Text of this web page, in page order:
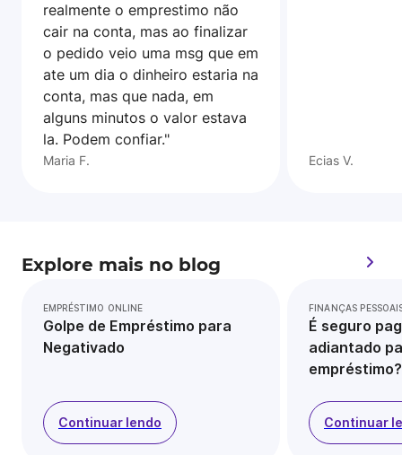
realmente o emprestimo não
cair na conta, mas ao finalizar
o pedido veio uma msg que em
ate um dia o dinheiro estaria na
conta, mas que nada, em
alguns minutos o valor estava
la. Podem confiar."
Maria F. Ecias V.
Explore mais no blog
EMPRÉSTIMO ONLINE
Golpe de Empréstimo para
Negativado
Continuar lendo
FINANÇAS
É seguro
adiantado
empréstimo?
Continuar